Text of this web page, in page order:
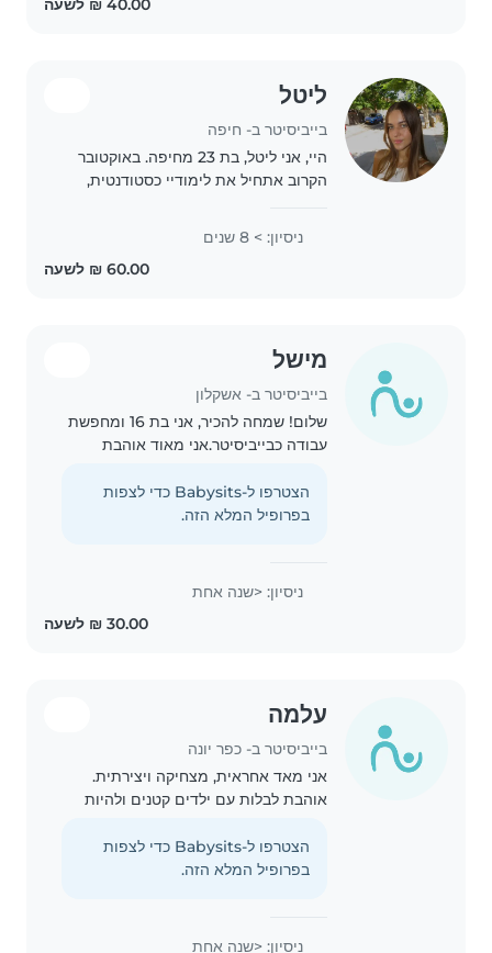
ליטל
בייביסיטר ב- חיפה
היי, אני ליטל, בת 23 מחיפה. באוקטובר
הקרוב אתחיל את לימודיי כסטודנטית,
ואחראיות. שירתתי במילואים וכעת אני
ניסיון: > 8 שנים
מישל
בייביסיטר ב- אשקלון
שלום! שמחה להכיר, אני בת 16 ומחפשת
עבודה כבייביסיטר.אני מאוד אוהבת
אליהם. חשוב לי מאוד שהילדים ירגישו
איתי בנוח, בטוחים ושמחייכים, ולכן אני
הצטרפו ל-Babysits כדי לצפות
בפרופיל המלא הזה.
ניסיון: <שנה אחת
עלמה
בייביסיטר ב- כפר יונה
אני מאד אחראית, מצחיקה ויצירתית.
אוהבת לבלות עם ילדים קטנים ולהיות
נהנית מטיפול בילדים. מוכנה לטפל
בחיות מחמד ובבני הבית💙🙏
הצטרפו ל-Babysits כדי לצפות
בפרופיל המלא הזה.
ניסיון: <שנה אחת